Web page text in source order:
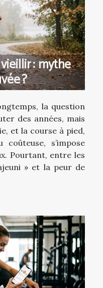
: mythe
?
la question
des années, mais
et la course à pied,
s’impose
Pourtant, entre les
» et la peur de